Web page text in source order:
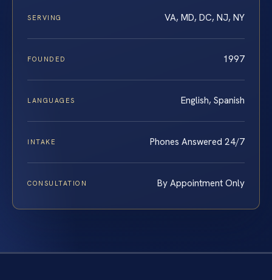
SERVING VA, MD, DC, NJ, NY
FOUNDED 1997
LANGUAGES English, Spanish
INTAKE Phones Answered 24/7
CONSULTATION By Appointment Only